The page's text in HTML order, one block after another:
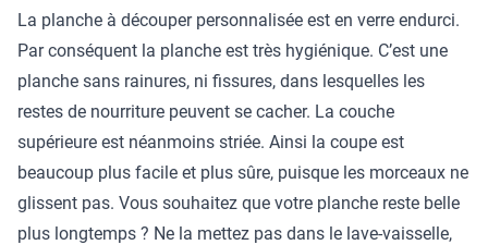
La planche à découper personnalisée est en verre endurci.
Par conséquent la planche est très hygiénique. C’est une
planche sans rainures, ni fissures, dans lesquelles les
restes de nourriture peuvent se cacher. La couche
supérieure est néanmoins striée. Ainsi la coupe est
beaucoup plus facile et plus sûre, puisque les morceaux ne
glissent pas. Vous souhaitez que votre planche reste belle
plus longtemps ? Ne la mettez pas dans le lave-vaisselle,